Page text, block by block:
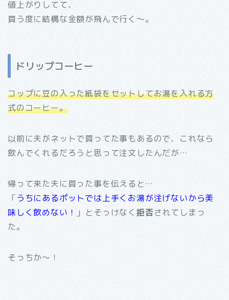
値上がりしてて、
買う度に結構な金額が飛んで行く～。
ドリップコーヒー
コップに豆の入った紙袋をセットしてお湯を入れる方
式のコーヒー。
以前に夫がネットで買ってた事もあるので、これなら
飲んでくれるだろうと思って注文したんだが…
帰って来た夫に買った事を伝えると…
「うちにあるポットでは上手くお湯が注げないから美
味しく飲めない！ 」とそっけなく拒否されてしまっ
た。
そっちか～！